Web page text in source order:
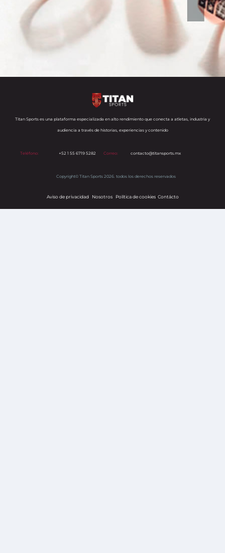
Titan Sports es una plataforma especializada en alto rendimiento que conecta a atletas, industria y
audiencia a través de historias, experiencias y contenido
Teléfono: +52 1 55 6719 5282 Correo: contacto@titansports.mx
Copyright© Titan Sports 2026. todos los derechos reservados
Aviso de privacidad Nosotros Política de cookiess Contácto